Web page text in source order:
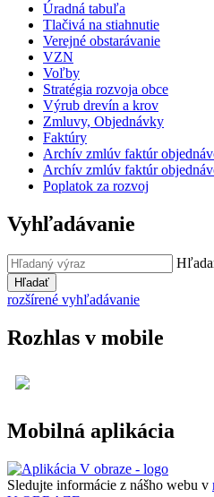
Úradná tabuľa
Tlačivá na stiahnutie
Verejné obstarávanie
VZN
Voľby
Stratégia rozvoja obce
Výrub drevín a krov
Zmluvy, Objednávky
Faktúry
Archív zmlúv faktúr
Archív zmlúv faktúr
Poplatok za rozvoj
Vyhľadávanie
Hľadať
rozšírené vyhľadávanie
Rozhlas v mobile
Mobilná aplikácia
Sledujte informácie z nášho webu v